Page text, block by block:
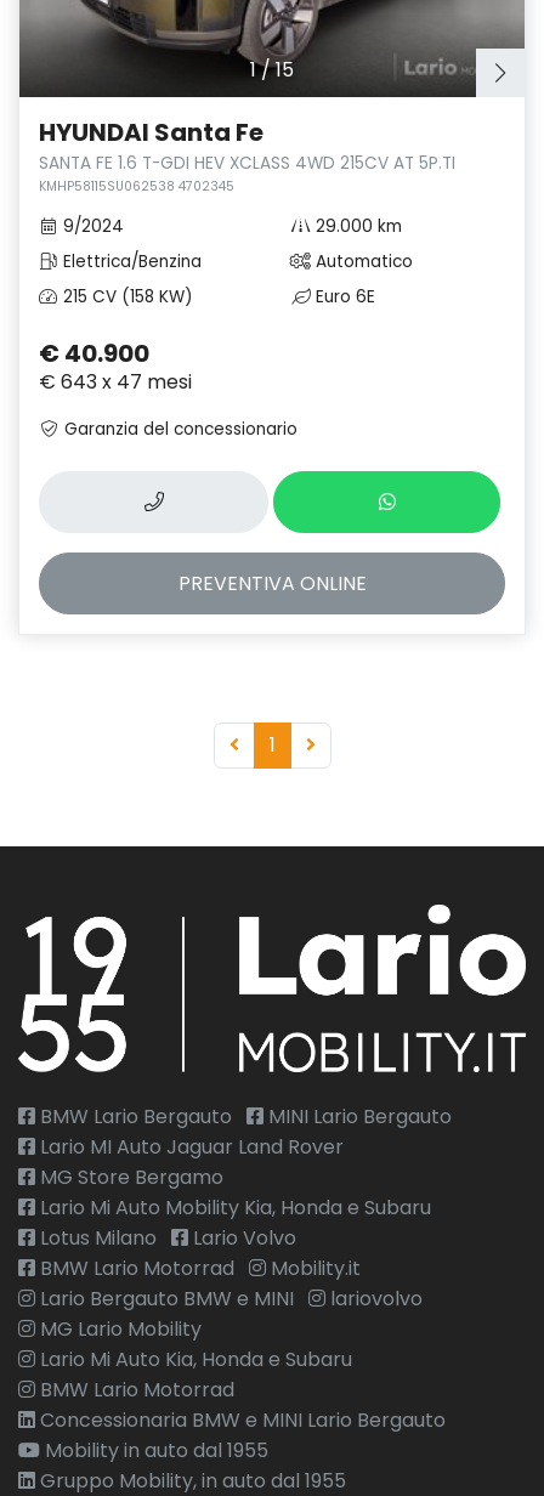
1/15
HYUNDAI Santa Fe
SANTA FE 1.6 T-GDI HEV XCLASS 4WD 215CV AT 5P.TI
KMHP58115SU062538 4702345
9/2024
29.000 km
Elettrica/Benzina
Automatico
215 CV (158 KW)
Euro 6E
€ 40.900
€ 643 x 47 mesi
Garanzia del concessionario
PREVENTIVA ONLINE
1
BMW Lario Bergauto
MINI Lario Bergauto
Lario MI Auto Jaguar Land Rover
MG Store Bergamo
Lario Mi Auto Mobility Kia, Honda e Subaru
Lotus Milano
Lario Volvo
BMW Lario Motorrad
Mobility.it
Lario Bergauto BMW e MINI
lariovolvo
MG Lario Mobility
Lario Mi Auto Kia, Honda e Subaru
BMW Lario Motorrad
Concessionaria BMW e MINI Lario Bergauto
Mobility in auto dal 1955
Gruppo Mobility, in auto dal 1955